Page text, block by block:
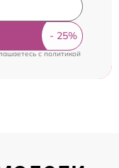
cполитикой